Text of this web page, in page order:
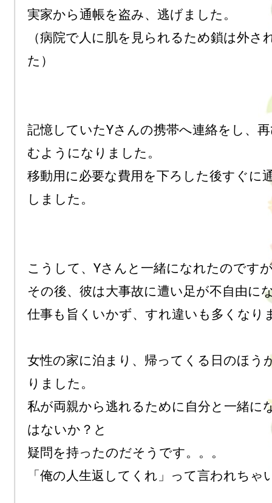
実家から通帳を盗み、逃げました。
（病院で人に肌を見られるため鎖は外さ
た）
記憶していたYさんの携帯へ連絡をし、
むようになりました。
移動用に必要な費用を下ろした後すぐに
しました。
こうして、Yさんと一緒になれたのです
その後、彼は大事故に遭い足が不自由に
仕事も旨くいかず、すれ違いも多くなり
女性の家に泊まり、帰ってくる日のほう
りました。
私が両親から逃れるために自分と一緒に
はないか？と
疑問を持ったのだそうです。。。
「俺の人生返してくれ」って言われちゃ